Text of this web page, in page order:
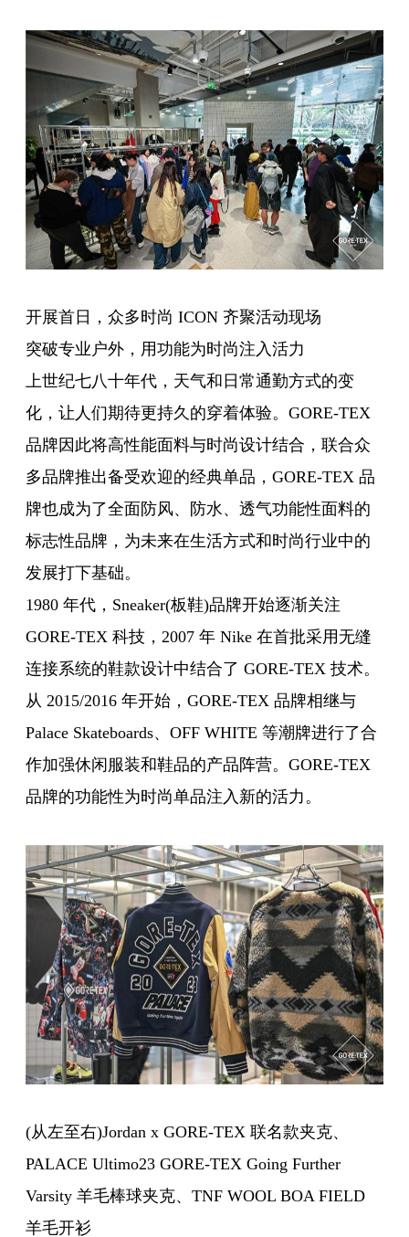
开展首日，众多时尚 ICON 齐聚活动现场
突破专业户外，用功能为时尚注入活力
上世纪七八十年代，天气和日常通勤方式的变
化，让人们期待更持久的穿着体验。GORE-TEX
品牌因此将高性能面料与时尚设计结合，联合众
多品牌推出备受欢迎的经典单品，GORE-TEX 品
牌也成为了全面防风、防水、透气功能性面料的
标志性品牌，为未来在生活方式和时尚行业中的
发展打下基础。
1980 年代，Sneaker(板鞋)品牌开始逐渐关注
GORE-TEX 科技，2007 年 Nike 在首批采用无缝
连接系统的鞋款设计中结合了 GORE-TEX 技术。
从 2015/2016 年开始，GORE-TEX 品牌相继与
Palace Skateboards、OFF WHITE 等潮牌进行了合
作加强休闲服装和鞋品的产品阵营。GORE-TEX
品牌的功能性为时尚单品注入新的活力。
(从左至右)Jordan x GORE-TEX 联名款夹克、
PALACE Ultimo23 GORE-TEX Going Further
Varsity 羊毛棒球夹克、TNF WOOL BOA FIELD
羊毛开衫